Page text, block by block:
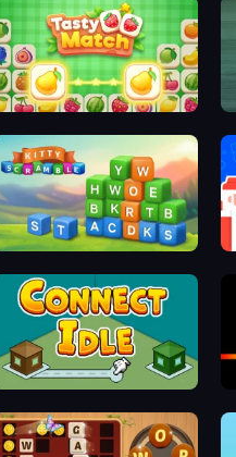
Tasty Match: Mahjong Pairs
Kitty Scramble: Word Stacks
Connect idle